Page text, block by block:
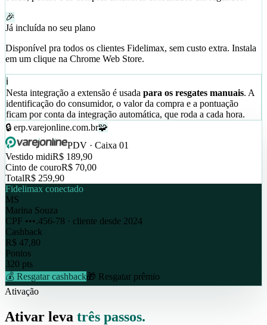
🎉
Já incluída no seu plano
Disponível pra todos os clientes Fidelimax, sem custo extra. Instala
em um clique na Chrome Web Store.
ℹ️
Nesta integração a extensão é usada para os resgates manuais. A
identificação do consumidor, o valor da compra e a pontuação
ficam por conta da integração automática, que roda a cada hora.
🔒 erp.varejonline.com.br🧩
PDV · Caixa 01
Vestido midiR$ 189,90
Cinto de couroR$ 70,00
TotalR$ 259,90
Fidelimax conectado
MS
Marina Souza
CPF •••.456-78 · cliente desde 2024
Cashback
R$ 47,80
Pontos
320 pts
💰 Resgatar cashback🎁 Resgatar prêmio
Ativação
Ativar leva três passos.